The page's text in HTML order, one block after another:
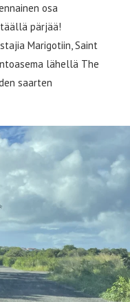
osa
pärjää!
Marigotiin, Saint
lähellä The
saarten